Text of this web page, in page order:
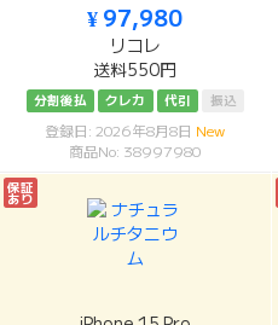
¥ 97,980
リコレ
送料550円
分割後払 クレカ 代引 振込
登録日: 2026年8月8日 New
商品No: 38997980
保証
あり